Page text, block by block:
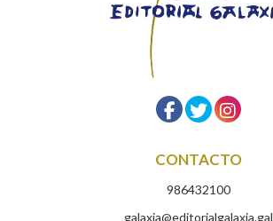
CONTACTO
986432100
galaxia@editorialgalaxia.gal